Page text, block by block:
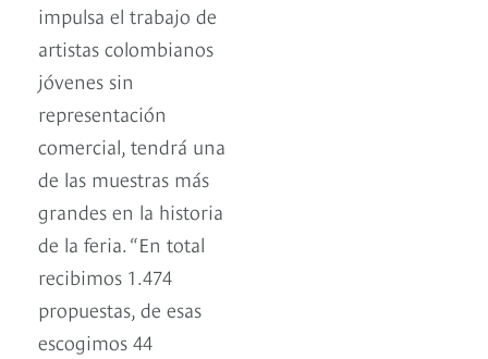
impulsa el trabajo de
artistas colombianos
jóvenes sin
representación
comercial, tendrá una
de las muestras más
grandes en la historia
de la feria. “En total
recibimos 1.474
propuestas, de esas
escogimos 44